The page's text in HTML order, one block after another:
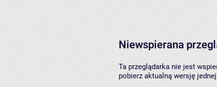
Niewspierana
Ta przeglądarka nie jest
pobierz aktualną wersję